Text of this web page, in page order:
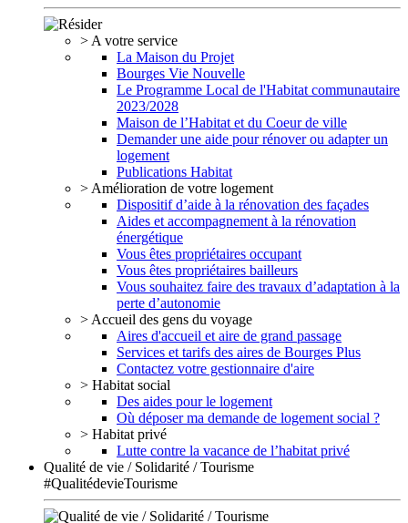
> A votre service
La Maison du Projet
Bourges Vie Nouvelle
Le Programme Local de l'Habitat communautaire
2023/2028
Maison de l’Habitat et du Coeur de ville
Demander une aide pour rénover ou adapter un
logement
Publications Habitat
> Amélioration de votre logement
Dispositif d’aide à la rénovation des façades
Aides et accompagnement à la rénovation
énergétique
Vous êtes propriétaires occupant
Vous êtes propriétaires bailleurs
Vous souhaitez faire des travaux d’adaptation à la
perte d’autonomie
> Accueil des gens du voyage
Aires d'accueil et aire de grand passage
Services et tarifs des aires de Bourges Plus
Contactez votre gestionnaire d'aire
> Habitat social
Des aides pour le logement
Où déposer ma demande de logement social ?
> Habitat privé
Lutte contre la vacance de l’habitat privé
Qualité de vie / Solidarité / Tourisme
#QualitédevieTourisme